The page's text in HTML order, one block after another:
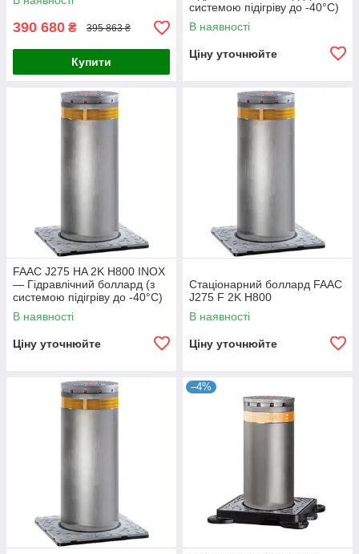
390 680 ₴ 395 863 ₴
Купити
системою підігріву до -40°C)
В наявності
Ціну уточнюйте
FAAC J275 HA 2K H800 INOX
— Гідравлічний боллард (з
системою підігріву до -40°C)
В наявності
Ціну уточнюйте
Стаціонарний боллард FAAC
J275 F 2K H800
В наявності
Ціну уточнюйте
–4%